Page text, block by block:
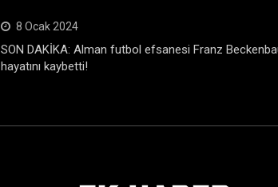
8 Ocak 2024
SON DAKİKA: Alman futbol efsanesi Franz
hayatını kaybetti!